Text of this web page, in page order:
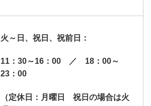
火～日、祝日、祝前日：
11：30～16：00 ／ 18：00～
23：00
（定休日：月曜日 祝日の場合は火